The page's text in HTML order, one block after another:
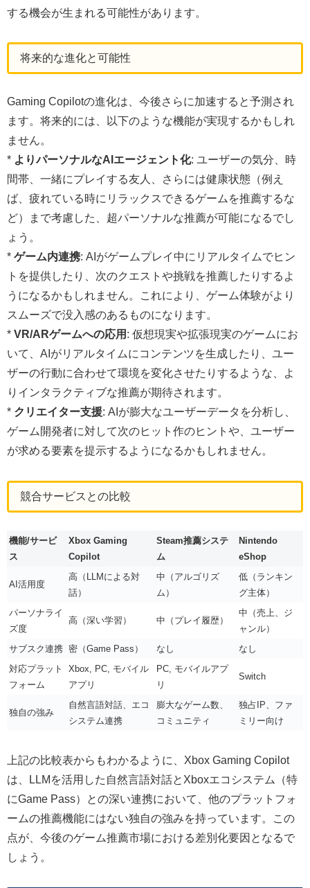
する機会が生まれる可能性があります。
将来的な進化と可能性
Gaming Copilotの進化は、今後さらに加速すると予測され
ます。将来的には、以下のような機能が実現するかもしれ
ません。
* よりパーソナルなAIエージェント化: ユーザーの気分、時
間帯、一緒にプレイする友人、さらには健康状態（例え
ば、疲れている時にリラックスできるゲームを推薦するな
ど）まで考慮した、超パーソナルな推薦が可能になるでし
ょう。
* ゲーム内連携: AIがゲームプレイ中にリアルタイムでヒン
トを提供したり、次のクエストや挑戦を推薦したりするよ
うになるかもしれません。これにより、ゲーム体験がより
スムーズで没入感のあるものになります。
* VR/ARゲームへの応用 : 仮想現実や拡張現実のゲームにお
いて、AIがリアルタイムにコンテンツを生成したり、ユー
ザーの行動に合わせて環境を変化させたりするような、よ
りインタラクティブな推薦が期待されます。
* クリエイター支援: AIが膨大なユーザーデータを分析し、
ゲーム開発者に対して次のヒット作のヒントや、ユーザー
が求める要素を提示するようになるかもしれません。
競合サービスとの比較
機能/サービ
ス
Xbox Gaming
Copilot
Steam推薦システ
ム
Nintendo
eShop
AI活用度
高（LLMによる対
話）
中（アルゴリズ
ム）
低（ランキン
グ主体）
パーソナライ
ズ度
高（深い学習） 中（プレイ履歴）
中（売上、ジ
ャンル）
サブスク連携 密（Game Pass） なし
なし
対応プラット
フォーム
Xbox, PC, モバイル
アプリ
PC, モバイルアプ
リ
Switch
独自の強み
自然言語対話、エコ
システム連携
膨大なゲーム数、
コミュニティ
独占IP、ファ
ミリー向け
上記の比較表からもわかるように、Xbox Gaming Copilot
は、LLMを活用した自然言語対話とXboxエコシステム（特
にGame Pass）との深い連携において、他のプラットフォ
ームの推薦機能にはない独自の強みを持っています。この
点が、今後のゲーム推薦市場における差別化要因となるで
しょう。